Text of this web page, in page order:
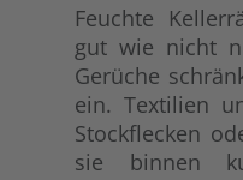
Feuchte
gut wie nicht
Gerüche
ein. Textilien
Stockflecken
sie binnen